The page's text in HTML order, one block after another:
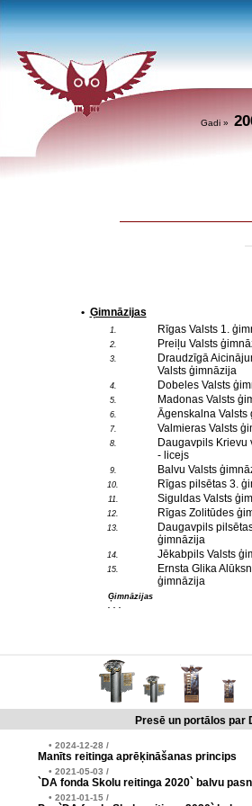
Gadi »
• Ģimnāzijas
1. Rīgas Valsts 1.
2. Preiļu Valsts
3.
Draudzīgā
Valsts ģimnāzija
4. Dobeles Valsts
5. Madonas Valsts
6. Āgenskalna Valsts
7. Valmieras Valsts
8.
Daugavpils Krievu
- licejs
9. Balvu Valsts
10. Rīgas pilsētas 3.
11. Siguldas Valsts
12. Rīgas Zolitūdes
13.
Daugavpils
ģimnāzija
14. Jēkabpils Valsts
15.
Ernsta Glika
ģimnāzija
Ģimnāzijas
. . .
Presē un portālos par
• 2024-12-28 /
Manīts reitinga aprēķināšanas princips
• 2021-05-03 /
`DA fonda Skolu reitinga 2020` balvu
• 2021-01-15 /